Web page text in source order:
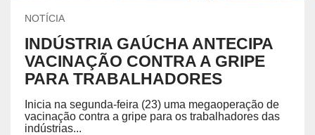
NOTÍCIA
INDÚSTRIA GAÚCHA ANTECIPA
VACINAÇÃO CONTRA A GRIPE
PARA TRABALHADORES
Inicia na segunda-feira (23) uma megaoperação de
vacinação contra a gripe para os trabalhadores das
indústrias...